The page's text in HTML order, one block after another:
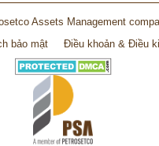
Assets Management
bảo mật
Điều khoản & Điều